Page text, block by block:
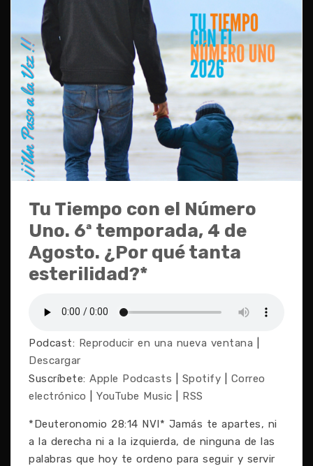
Tu Tiempo con el Número
Uno. 6ª temporada, 4 de
Agosto. ¿Por qué tanta
esterilidad?*
Podcast: Reproducir en una nueva ventana
Descargar
Suscríbete: Apple Podcasts Spotify
Correo
electrónico
YouTube Music RSS
*Deuteronomio 28:14 NVI* Jamás te apartes, ni
a la derecha ni a la izquierda, de ninguna de las
palabras que hoy te ordeno para seguir y servir